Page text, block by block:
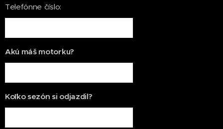
Telefónne číslo:
Akú máš motorku?
Koľko sezón si odjazdil?